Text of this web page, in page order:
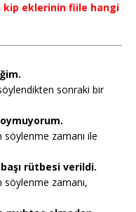
kip eklerinin fiile hangi
sonraki bir
söylenme zamanı ile
rütbesi verildi.
söylenme zamanı,